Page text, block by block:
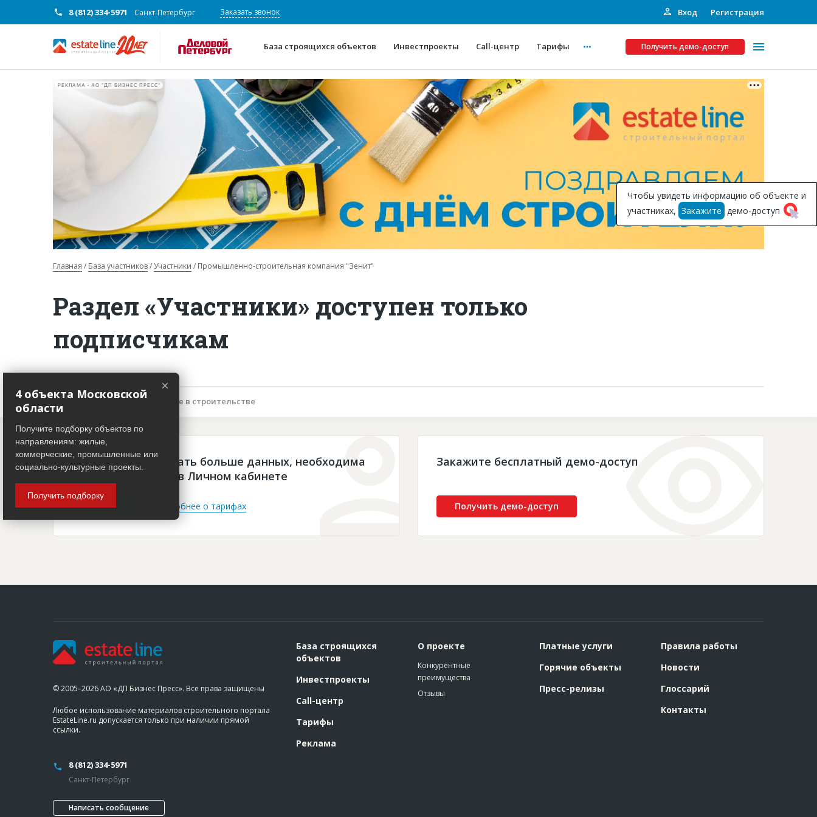
8 (812) 334-5971 Санкт-Петербург Заказать звонок Вход Регистрация
База строящихся объектов Инвестпроекты Call-центр Тарифы Получить демо-доступ
О проекте
Конкурентные преимущества
Горячие объекты
Глоссарий
Платные услуги
Рекламодателям
Инвестпроекты
Подписка на Базу
РЕКЛАМА • АО "ДП БИЗНЕС ПРЕСС"
Главная База участников Участники Промышленно-строительная компания "Зенит"
Раздел «Участники» доступен только
подписчикам
Описание объекта Участие в строительстве
Чтобы просматривать больше данных, необходима
платная подписка в Личном кабинете
Войти Подробнее о тарифах
Закажите бесплатный демо-доступ
Получить демо-доступ
Чтобы увидеть информацию об объекте и
участниках, Закажите демо-доступ
© 2005–2026 АО «ДП Бизнес Пресс». Все права защищены
Любое использование материалов строительного портала
EstateLine.ru допускается только при наличии прямой
ссылки.
8 (812) 334-5971
Санкт-Петербург
Написать сообщение
База строящихся
объектов
Инвестпроекты
Call-центр
Тарифы
Реклама
О проекте
Конкурентные
преимущества
Отзывы
Платные услуги
Горячие объекты
Пресс-релизы
Правила работы
Новости
Глоссарий
Контакты
×
4 объекта Московской
области
Получите подборку объектов по
направлениям: жилые,
коммерческие, промышленные или
социально-культурные проекты.
Получить подборку